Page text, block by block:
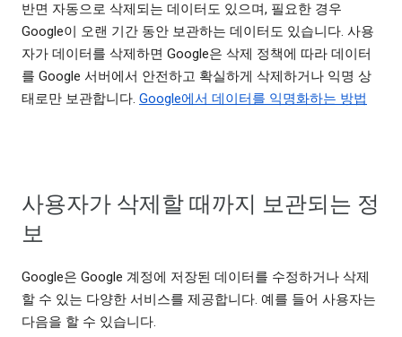
반면 자동으로 삭제되는 데이터도 있으며, 필요한 경우
Google이 오랜 기간 동안 보관하는 데이터도 있습니다. 사용
자가 데이터를 삭제하면 Google은 삭제 정책에 따라 데이터
를 Google 서버에서 안전하고 확실하게 삭제하거나 익명 상
태로만 보관합니다. Google에서 데이터를 익명화하는 방법
사용자가 삭제할 때까지 보관되는 정
보
Google은 Google 계정에 저장된 데이터를 수정하거나 삭제
할 수 있는 다양한 서비스를 제공합니다. 예를 들어 사용자는
다음을 할 수 있습니다.